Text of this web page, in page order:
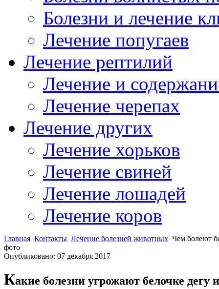
Болезни и лечение
Лечение попугаев
Лечение рептилий
Лечение и
Лечение черепах
Лечение других
Лечение хорьков
Лечение свиней
Лечение лошадей
Лечение коров
Главная Контакты Лечение болезней животных Чем болеют
фото
Опубликовано: 07 декабря 2017
Какие болезни угрожают белочке дегу